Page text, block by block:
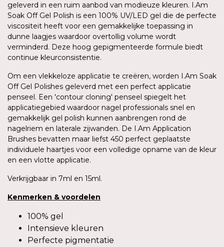
geleverd in een ruim aanbod van modieuze kleuren. I.Am
Soak Off Gel Polish is een 100% UV/LED gel die de perfecte
viscositeit heeft voor een gemakkelijke toepassing in
dunne laagjes waardoor overtollig volume wordt
verminderd. Deze hoog gepigmenteerde formule biedt
continue kleurconsistentie.
Om een vlekkeloze applicatie te creëren, worden I.Am Soak
Off Gel Polishes geleverd met een perfect applicatie
penseel. Een 'contour cloning' penseel spiegelt het
applicatiegebied waardoor nagel professionals snel en
gemakkelijk gel polish kunnen aanbrengen rond de
nagelriem en laterale zijwanden. De I.Am Application
Brushes bevatten maar liefst 450 perfect geplaatste
individuele haartjes voor een volledige opname van de kleur
en een vlotte applicatie.
Verkrijgbaar in 7ml en 15ml.
Kenmerken & voordelen
100% gel
Intensieve kleuren
Perfecte pigmentatie